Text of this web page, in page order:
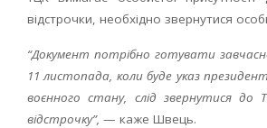
відстрочки, необхідно звернутися
“Документ потрібно готувати завчасно
11 листопада, коли буде указ
воєнного стану, слід звернутися
відстрочку”, — каже Швець.